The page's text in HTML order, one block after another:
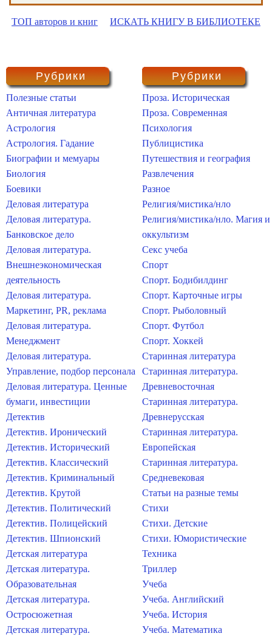
ТОП авторов и книг ИСКАТЬ КНИГУ В БИБЛИОТЕКЕ
Рубрики
Полезные статьи
Античная литература
Астрология
Астрология. Гадание
Биографии и мемуары
Биология
Боевики
Деловая литература
Деловая литература.
Банковское дело
Деловая литература.
Внешнеэкономическая
деятельность
Деловая литература.
Маркетинг, PR, реклама
Деловая литература.
Менеджмент
Деловая литература.
Управление, подбор персонала
Деловая литература. Ценные
бумаги, инвестиции
Детектив
Детектив. Иронический
Детектив. Исторический
Детектив. Классический
Детектив. Криминальный
Детектив. Крутой
Детектив. Политический
Детектив. Полицейский
Детектив. Шпионский
Детская литература
Детская литература.
Образовательная
Детская литература.
Остросюжетная
Детская литература.
Рубрики
Проза. Историческая
Проза. Современная
Психология
Публицистика
Путешествия и география
Развлечения
Разное
Религия/мистика/нло
Религия/мистика/нло. Магия и
оккультизм
Секс учеба
Спорт
Спорт. Бодибилдинг
Спорт. Карточные игры
Спорт. Рыболовный
Спорт. Футбол
Спорт. Хоккей
Старинная литература
Старинная литература.
Древневосточная
Старинная литература.
Древнерусская
Старинная литература.
Европейская
Старинная литература.
Средневековая
Статьи на разные темы
Стихи
Стихи. Детские
Стихи. Юмористические
Техника
Триллер
Учеба
Учеба. Английский
Учеба. История
Учеба. Математика